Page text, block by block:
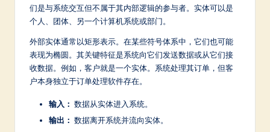
In
o
们是与系统交互但不属于其内部逻辑的参与者。实体可以是
个人、团体、另一个计算机系统或部门。
外部实体通常以矩形表示。在某些符号体系中，它们也可能
表现为椭圆。其关键特征是系统向它们发送数据或从它们接
收数据。例如，客户就是一个实体。系统处理其订单，但客
户本身独立于订单处理软件存在。
输入： 数据从实体进入系统。
输出： 数据离开系统并流向实体。